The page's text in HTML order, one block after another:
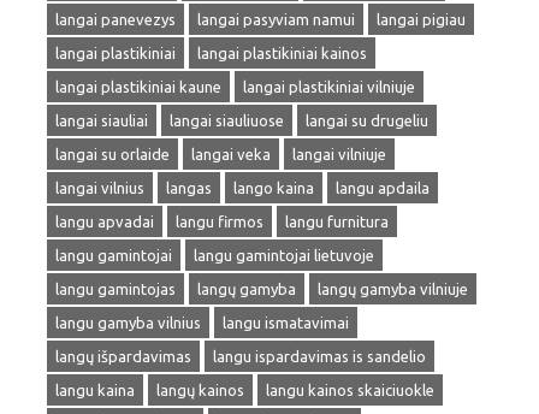
langai panevezys
langai pasyviam namui
langai pigiau
langai plastikiniai
langai plastikiniai kainos
langai plastikiniai kaune
langai plastikiniai vilniuje
langai siauliai
langai siauliuose
langai su drugeliu
langai su orlaide
langai veka
langai vilniuje
langai vilnius
langas lango kaina
langu apdaila
langu apvadai
langu firmos
langu furnitura
langu gamintojai
langu gamintojai lietuvoje
langu gamintojas
langų gamyba
langų gamyba vilniuje
langu gamyba vilnius
langu ismatavimai
langų išpardavimas
langu ispardavimas is sandelio
langu kaina
langų kainos
langu kainos skaiciuokle